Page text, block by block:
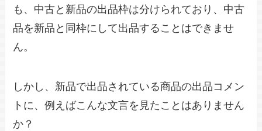
も、中古と新品の出品枠は分けられており、中古
品を新品と同枠にして出品することはできませ
ん。
しかし、新品で出品されている商品の出品コメン
トに、例えばこんな文言を見たことはありません
か？